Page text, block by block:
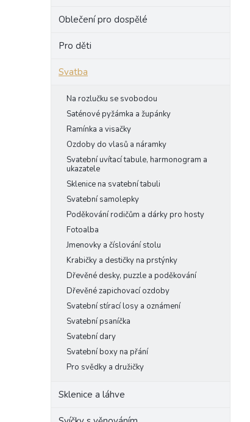
Oblečení pro dospělé
Pro děti
Svatba
Na rozlučku se svobodou
Saténové pyžámka a župánky
Ramínka a visačky
Ozdoby do vlasů a náramky
Svatební uvítací tabule, harmonogram a
ukazatele
Sklenice na svatební tabuli
Svatební samolepky
Poděkování rodičům a dárky pro hosty
Fotoalba
Jmenovky a číslování stolu
Krabičky a destičky na prstýnky
Dřevěné desky, puzzle a poděkování
Dřevěné zapichovací ozdoby
Svatební stírací losy a oznámení
Svatební psaníčka
Svatební dary
Svatební boxy na přání
Pro svědky a družičky
Sklenice a láhve